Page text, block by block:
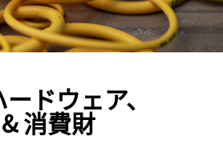
ドウェア、
消費財